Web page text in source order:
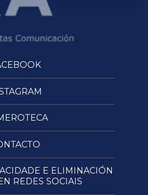
E ELIMINACIÓN
REDES SOCIAIS